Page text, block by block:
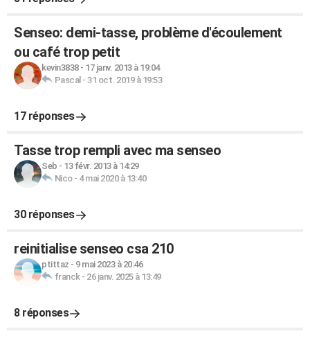
Senseo: demi-tasse, problème d'écoulement
ou café trop petit
kevin3838- 17 janv. 2013 à 19:04
Pascal - 31 oct. 2019 à 19:53
17 réponses
Tasse trop rempli avec ma senseo
Seb - 13 févr. 2013 à 14:29
Nico- 4 mai 2020 à 13:40
30 réponses
reinitialise senseo csa 210
ptittaz - 9 mai 2023 à 20:46
franck- 26 janv. 2025 à 13:49
8 réponses